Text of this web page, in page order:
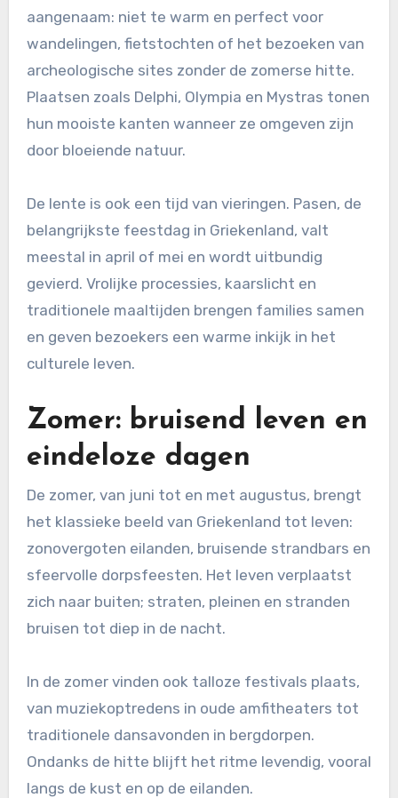
aangenaam: niet te warm en perfect voor
wandelingen, fietstochten of het bezoeken van
archeologische sites zonder de zomerse hitte.
Plaatsen zoals Delphi, Olympia en Mystras tonen
hun mooiste kanten wanneer ze omgeven zijn
door bloeiende natuur.
De lente is ook een tijd van vieringen. Pasen, de
belangrijkste feestdag in Griekenland, valt
meestal in april of mei en wordt uitbundig
gevierd. Vrolijke processies, kaarslicht en
traditionele maaltijden brengen families samen
en geven bezoekers een warme inkijk in het
culturele leven.
Zomer: bruisend leven en
eindeloze dagen
De zomer, van juni tot en met augustus, brengt
het klassieke beeld van Griekenland tot leven:
zonovergoten eilanden, bruisende strandbars en
sfeervolle dorpsfeesten. Het leven verplaatst
zich naar buiten; straten, pleinen en stranden
bruisen tot diep in de nacht.
In de zomer vinden ook talloze festivals plaats,
van muziekoptredens in oude amfitheaters tot
traditionele dansavonden in bergdorpen.
Ondanks de hitte blijft het ritme levendig, vooral
langs de kust en op de eilanden.